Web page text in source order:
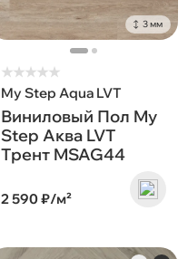
3 мм
★★★★★
My Step Aqua LVT
Виниловый Пол My
Step Аква LVT
Трент MSAG44
2 590 ₽/м²